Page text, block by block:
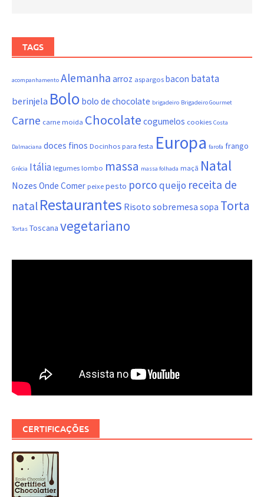
TAGS
acompanhamento Alemanha arroz aspargos bacon batata
berinjela Bolo bolo de chocolate brigadeiro Brigadeiro Gourmet
Carne carne moida Chocolate cogumelos cookies Costa
Dalmaciana doces finos Docinhos para festa Europa farofa frango
Grécia Itália legumes lombo massa massa folhada maçã Natal
Nozes Onde Comer peixe pesto porcoqueijo receita de
natal Restaurantes Risoto sobremesa sopa Torta
Tortas Toscana vegetariano
CERTIFICAÇÕES